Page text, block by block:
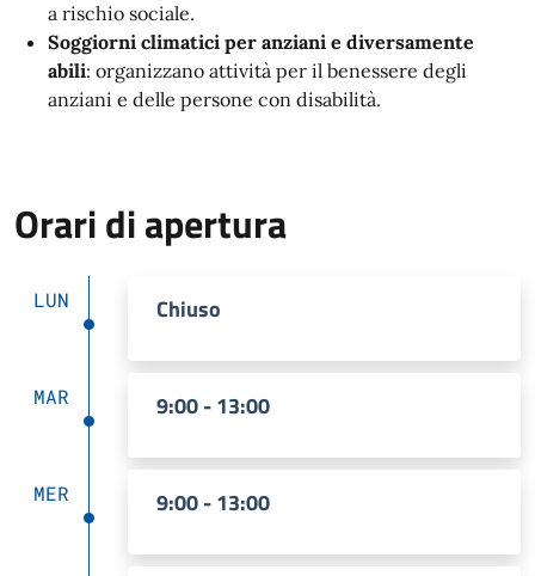
a rischio sociale.
Soggiorni climatici per anziani e diversamente
abili: organizzano attività per il benessere degli
anziani e delle persone con disabilità.
Orari di apertura
LUN Chiuso
MAR 9:00 - 13:00
MER 9:00 - 13:00